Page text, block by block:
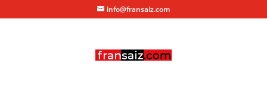
info@fransaiz.com